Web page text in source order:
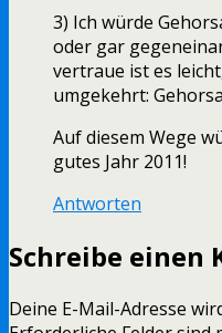
3) Ich würde
oder gar
vertraue ist es
umgekehrt:
Auf diesem Wege
gutes Jahr 2011!
Antworten
Schreibe einen
Deine E-Mail-Adresse